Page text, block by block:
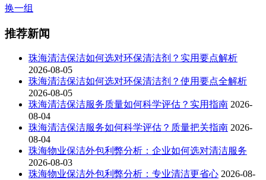
换一组
推荐新闻
珠海清洁保洁如何选对环保清洁剂？实用要点解析
2026-08-05
珠海清洁保洁如何选对环保清洁剂？使用要点全解析
2026-08-05
珠海清洁保洁服务质量如何科学评估？实用指南 2026-
08-04
珠海清洁保洁服务如何科学评估？质量把关指南 2026-
08-04
珠海物业保洁外包利弊分析：企业如何选对清洁服务
2026-08-03
珠海物业保洁外包利弊分析：专业清洁更省心 2026-08-